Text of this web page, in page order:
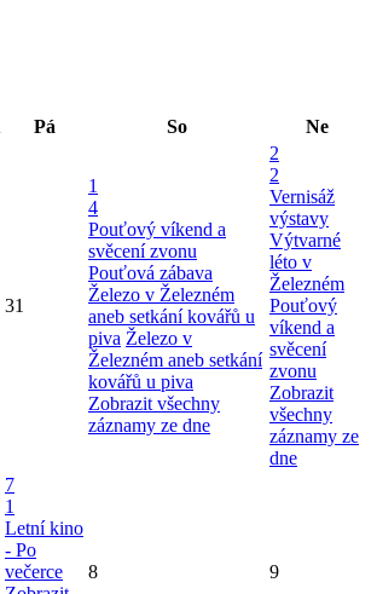
Pá So Ne
31
1
4
Pouťový víkend a
svěcení zvonu
Pouťová zábava
Železo v Železném
aneb setkání kovářů u
piva Železo v
Železném aneb setkání
kovářů u piva
Zobrazit všechny
záznamy ze dne
2
2
Vernisáž
výstavy
Výtvarné
léto v
Železném
Pouťový
víkend a
svěcení
zvonu
Zobrazit
všechny
záznamy ze
dne
7
1
Letní kino
- Po
večerce
8 9